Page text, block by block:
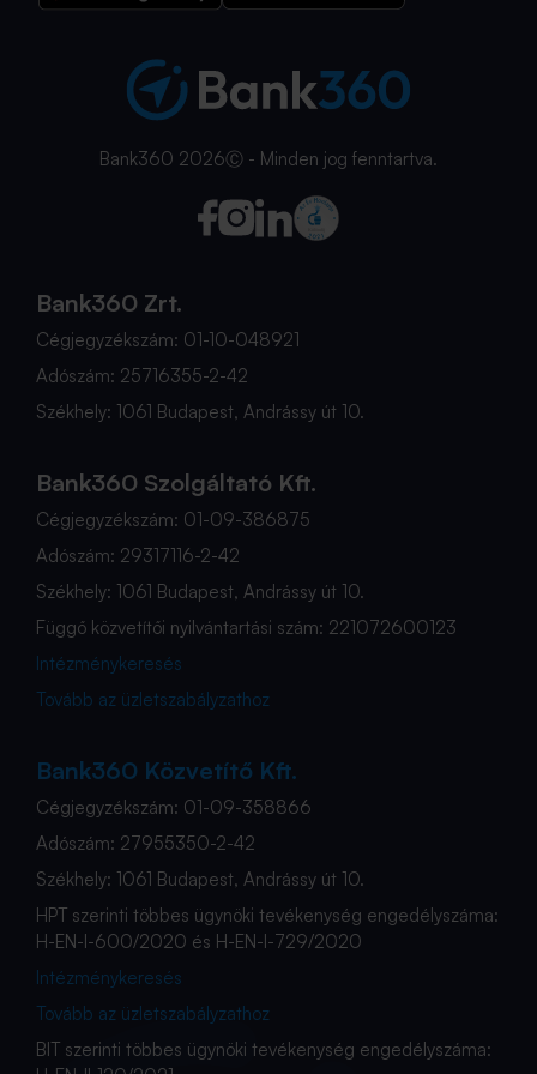
Bank360 2026Ⓒ - Minden jog fenntartva.
Bank360 Zrt.
Cégjegyzékszám: 01-10-048921
Adószám: 25716355-2-42
Székhely: 1061 Budapest, Andrássy út 10.
Bank360 Szolgáltató Kft.
Cégjegyzékszám: 01-09-386875
Adószám: 29317116-2-42
Székhely: 1061 Budapest, Andrássy út 10.
Függő közvetítői nyilvántartási szám: 221072600123
Intézménykeresés
Tovább az üzletszabályzathoz
Bank360 Közvetítő Kft.
Cégjegyzékszám: 01-09-358866
Adószám: 27955350-2-42
Székhely: 1061 Budapest, Andrássy út 10.
HPT szerinti többes ügynöki tevékenység engedélyszáma:
H-EN-I-600/2020 és H-EN-I-729/2020
Intézménykeresés
Tovább az üzletszabályzathoz
BIT szerinti többes ügynöki tevékenység engedélyszáma: